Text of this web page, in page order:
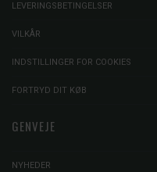
LEVERINGSBETINGELSER
VILKÅR
INDSTILLINGER FOR COOKIES
FORTRYD DIT KØB
GENVEJE
NYHEDER